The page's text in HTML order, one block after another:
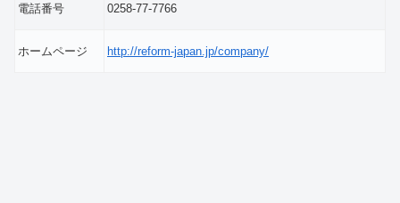
電話番号 0258-77-7766
ホームページ http://reform-japan.jp/company/